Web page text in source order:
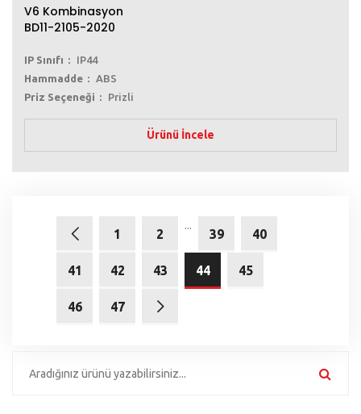
V6 Kombinasyon
BD11-2105-2020
IP Sınıfı
IP44
Hammadde
ABS
Priz Seçeneği
Prizli
Ürünü İncele
1 2
...
39 40
41 42 43 44 45
46 47